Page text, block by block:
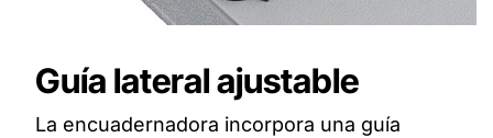
Guía lateral ajustable
La encuadernadora incorpora una guía